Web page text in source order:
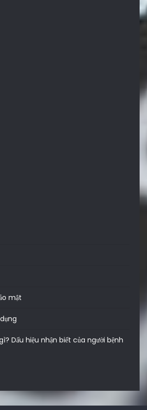
mật
Dấu hiệu nhận biết của người bệnh